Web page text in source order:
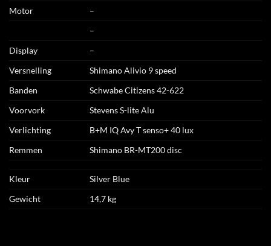
Motor
–
–
Display
–
Versnelling
Shimano Alivio 9 speed
Banden
Schwabe Citizens 42-622
Voorvork
Stevens S-lite Alu
Verlichting
B+M IQ Avy T senso+ 40 lux
Remmen
Shimano BR-MT200 disc
Kleur
Silver Blue
Gewicht
14,7 kg